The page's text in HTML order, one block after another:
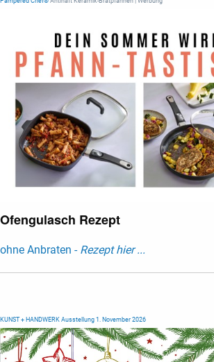
Ofengulasch Rezept
ohne Anbraten - Rezept hier ...
KUNST + HANDWERK Ausstellung 1. November 2026